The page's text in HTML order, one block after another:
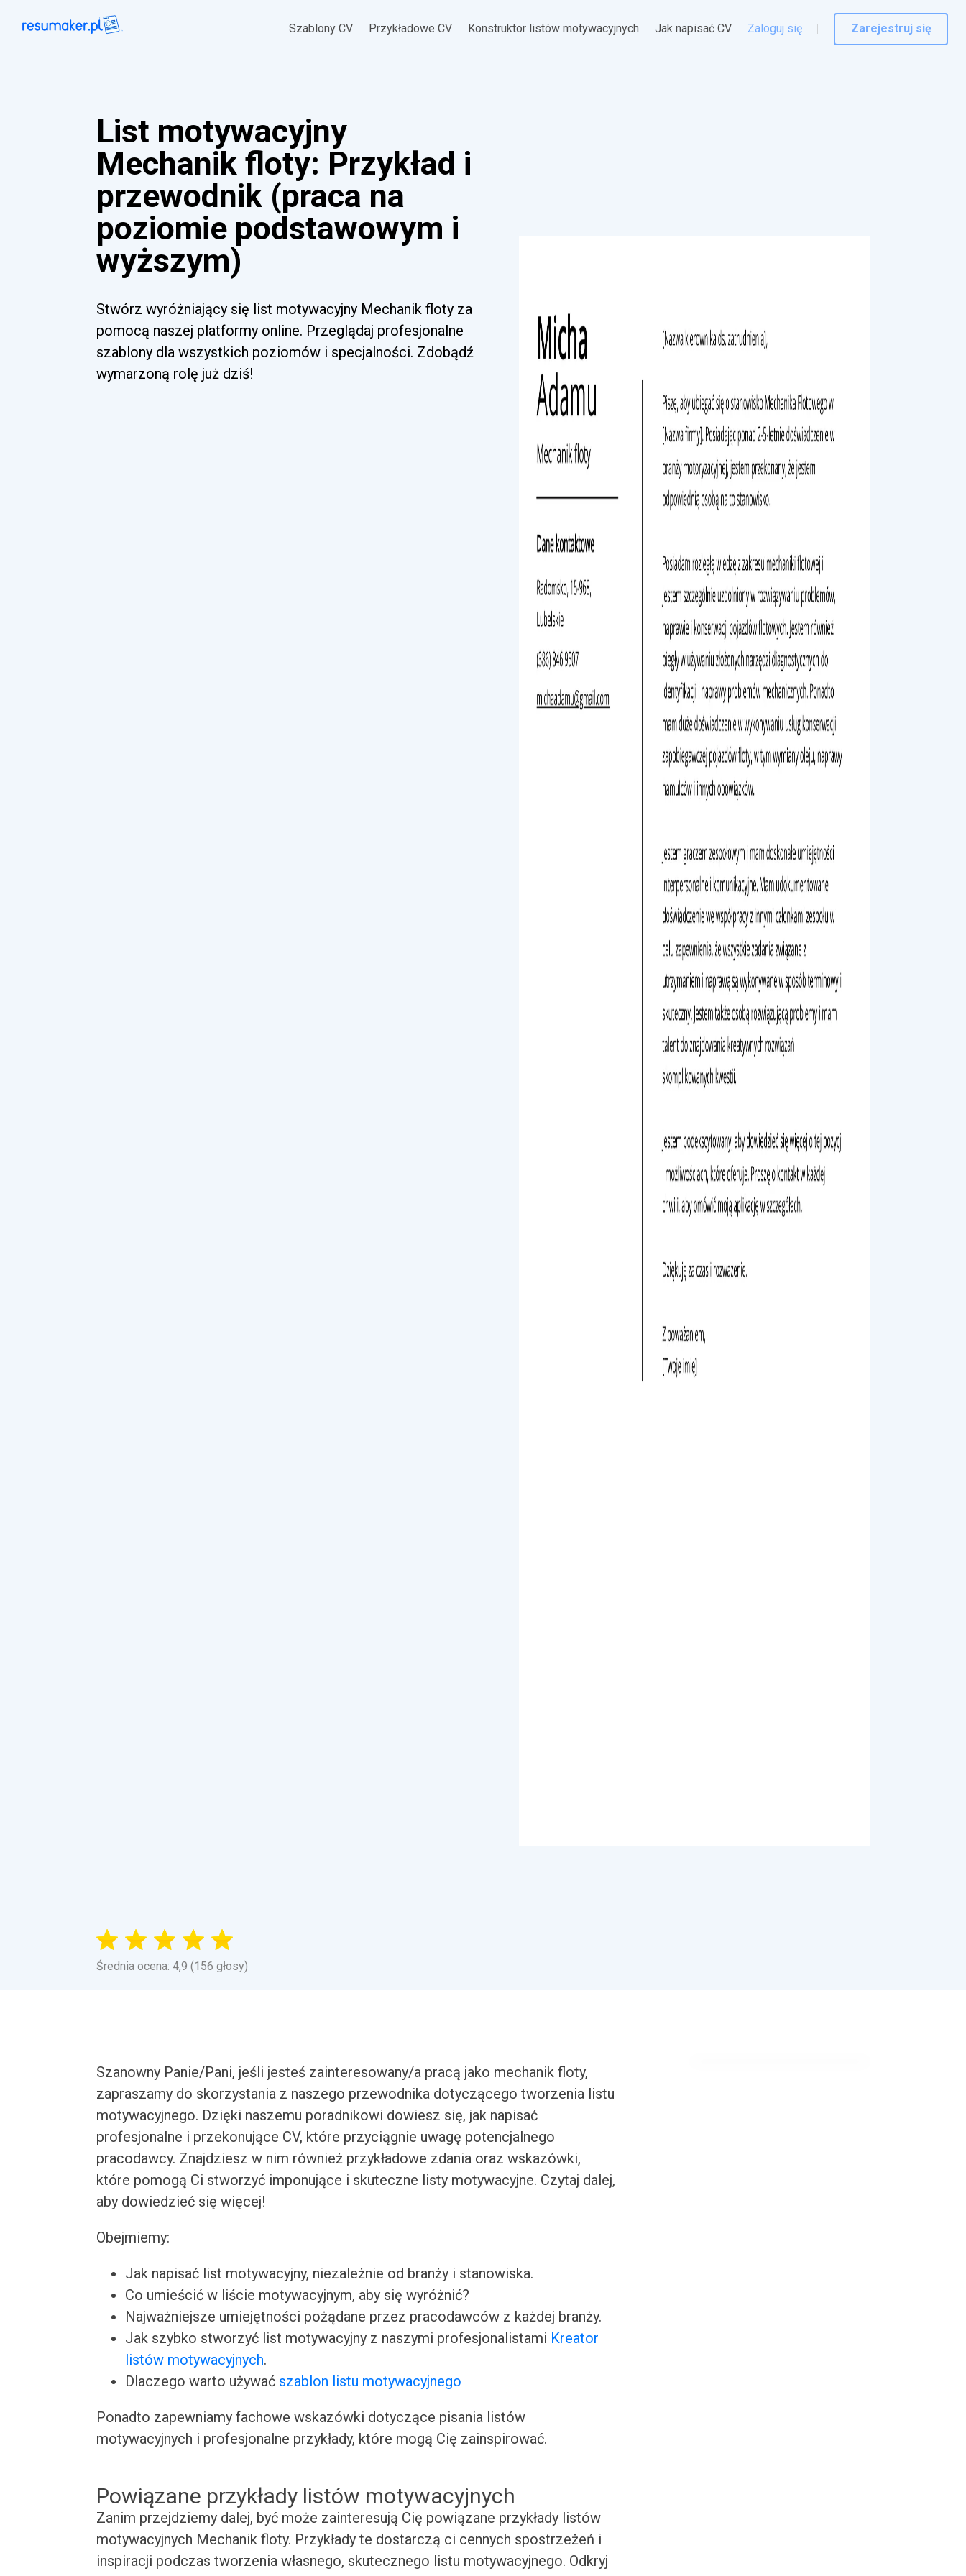
Szablony CV Przykładowe CV Konstruktor listów motywacyjnych Jak napisać CV Zaloguj się Zarejestruj się
List motywacyjny
Mechanik floty: Przykład i
przewodnik (praca na
poziomie podstawowym i
wyższym)
Stwórz wyróżniający się list motywacyjny Mechanik floty za
pomocą naszej platformy online. Przeglądaj profesjonalne
szablony dla wszystkich poziomów i specjalności. Zdobądź
wymarzoną rolę już dziś!
Średnia ocena: 4,9 (156 głosy)
Szanowny Panie/Pani, jeśli jesteś zainteresowany/a pracą jako mechanik floty,
zapraszamy do skorzystania z naszego przewodnika dotyczącego tworzenia listu
motywacyjnego. Dzięki naszemu poradnikowi dowiesz się, jak napisać
profesjonalne i przekonujące CV, które przyciągnie uwagę potencjalnego
pracodawcy. Znajdziesz w nim również przykładowe zdania oraz wskazówki,
które pomogą Ci stworzyć imponujące i skuteczne listy motywacyjne. Czytaj dalej,
aby dowiedzieć się więcej!
Obejmiemy:
Jak napisać list motywacyjny, niezależnie od branży i stanowiska.
Co umieścić w liście motywacyjnym, aby się wyróżnić?
Najważniejsze umiejętności pożądane przez pracodawców z każdej branży.
Jak szybko stworzyć list motywacyjny z naszymi profesjonalistami Kreator
listów motywacyjnych.
Dlaczego warto używać szablon listu motywacyjnego
Ponadto zapewniamy fachowe wskazówki dotyczące pisania listów
motywacyjnych i profesjonalne przykłady, które mogą Cię zainspirować.
Powiązane przykłady listów motywacyjnych
Zanim przejdziemy dalej, być może zainteresują Cię powiązane przykłady listów
motywacyjnych Mechanik floty. Przykłady te dostarczą ci cennych spostrzeżeń i
inspiracji podczas tworzenia własnego, skutecznego listu motywacyjnego. Odkryj